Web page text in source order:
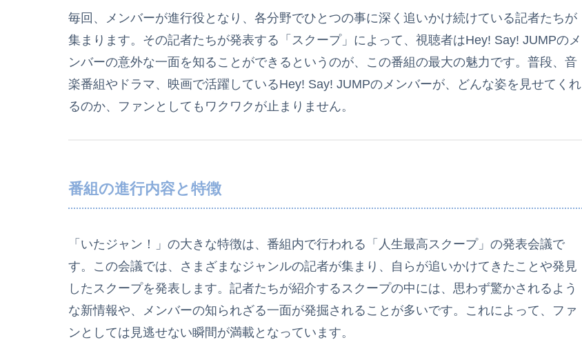
毎回、メンバーが進行役となり、各分野でひとつの事に深く追いかけ続けている記者たちが
集まります。その記者たちが発表する「スクープ」によって、視聴者はHey! Say! JUMPのメ
ンバーの意外な一面を知ることができるというのが、この番組の最大の魅力です。普段、音
楽番組やドラマ、映画で活躍しているHey! Say! JUMPのメンバーが、どんな姿を見せてくれ
るのか、ファンとしてもワクワクが止まりません。
番組の進行内容と特徴
「いたジャン！」の大きな特徴は、番組内で行われる「人生最高スクープ」の発表会議で
す。この会議では、さまざまなジャンルの記者が集まり、自らが追いかけてきたことや発見
したスクープを発表します。記者たちが紹介するスクープの中には、思わず驚かされるよう
な新情報や、メンバーの知られざる一面が発掘されることが多いです。これによって、ファ
ンとしては見逃せない瞬間が満載となっています。